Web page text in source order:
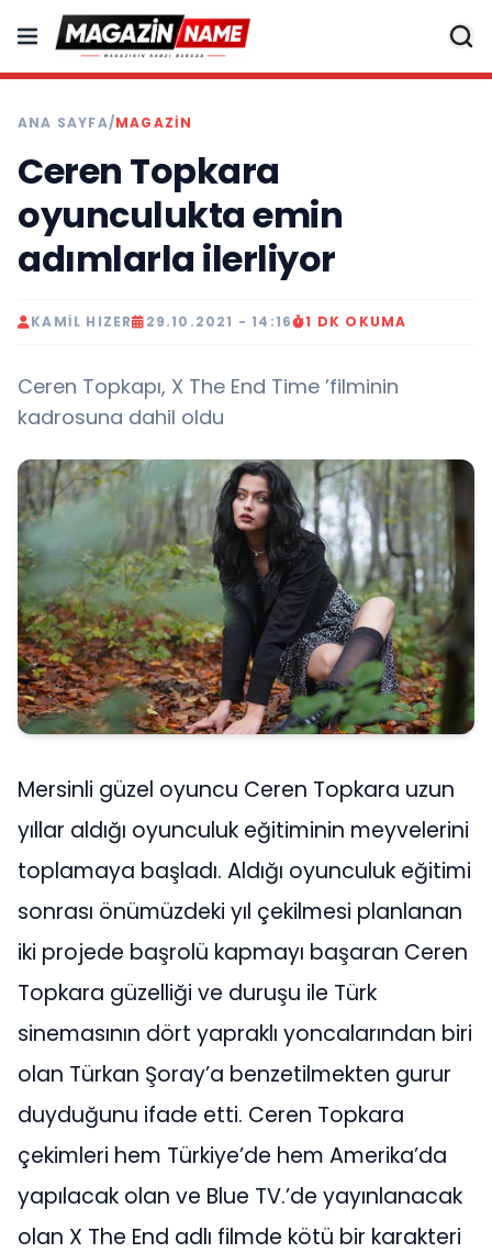
ANA SAYFA/MAGAZIN
Ceren Topkara
oyunculukta emin
adımlarla ilerliyor
KAMIL HIZER 29.10.2021 - 14:16 1 DK OKUMA
Ceren Topkapı, X The End Time ’filminin
kadrosuna dahil oldu
Mersinli güzel oyuncu Ceren Topkara uzun
yıllar aldığı oyunculuk eğitiminin meyvelerini
toplamaya başladı. Aldığı oyunculuk eğitimi
sonrası önümüzdeki yıl çekilmesi planlanan
iki projede başrolü kapmayı başaran Ceren
Topkara güzelliği ve duruşu ile Türk
sinemasının dört yapraklı yoncalarından biri
olan Türkan Şoray’a benzetilmekten gurur
duyduğunu ifade etti. Ceren Topkara
çekimleri hem Türkiye’de hem Amerika’da
yapılacak olan ve Blue TV.’de yayınlanacak
olan X The End adlı filmde kötü bir karakteri